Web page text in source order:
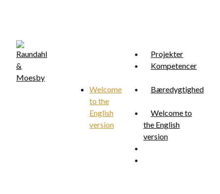
content
Welcome
to the
English
version
Projekter
Kompetencer
Bæredygtighed
Welcome to
the English
version